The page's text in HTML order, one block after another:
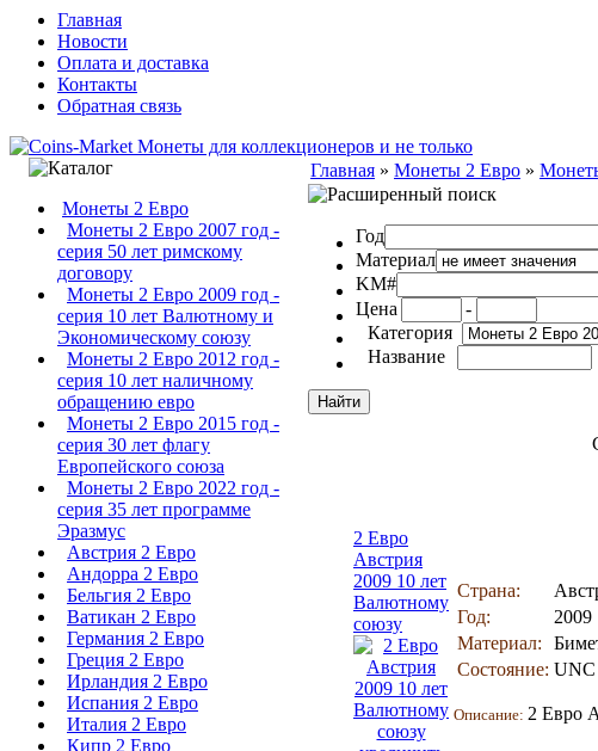
Главная
Новости
Оплата и доставка
Контакты
Обратная связь
Монеты 2 Евро
Монеты 2 Евро 2007 год -
серия 50 лет римскому
договору
Монеты 2 Евро 2009 год -
серия 10 лет Валютному и
Экономическому союзу
Монеты 2 Евро 2012 год -
серия 10 лет наличному
обращению евро
Монеты 2 Евро 2015 год -
серия 30 лет флагу
Европейского союза
Монеты 2 Евро 2022 год -
серия 35 лет программе
Эразмус
Австрия 2 Евро
Андорра 2 Евро
Бельгия 2 Евро
Ватикан 2 Евро
Германия 2 Евро
Греция 2 Евро
Ирландия 2 Евро
Испания 2 Евро
Италия 2 Евро
Кипр 2 Евро
Главная » Монеты 2 Евро »
Год
Материал
KM#
Цена
-
Категория
Название
2 Евро
Австрия
2009 10 лет
Валютному
союзу
Страна:
Год:
2009
Материал:
Состояние: UNC
Описание: 2 Евро